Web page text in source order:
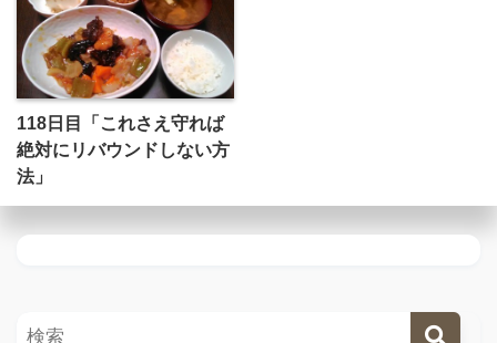
118日目「これさえ守れば
絶対にリバウンドしない方
法」